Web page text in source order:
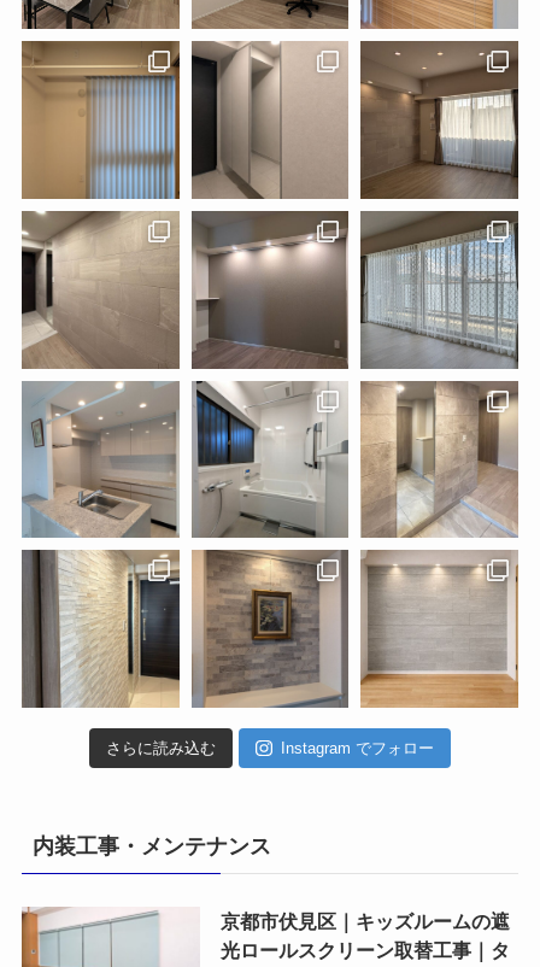
さらに読み込む Instagram でフォロー
内装工事・メンテナンス
京都市伏見区｜キッズルームの遮
光ロールスクリーン取替工事｜タ